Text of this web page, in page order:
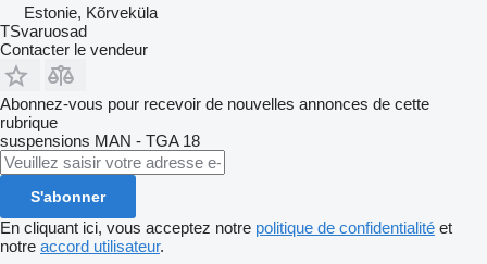
Estonie, Kõrveküla
TSvaruosad
Contacter le vendeur
Abonnez-vous pour recevoir de nouvelles annonces de cette
rubrique
suspensions MAN - TGA 18
S'abonner
En cliquant ici, vous acceptez notre politique de confidentialité et
notre accord utilisateur.